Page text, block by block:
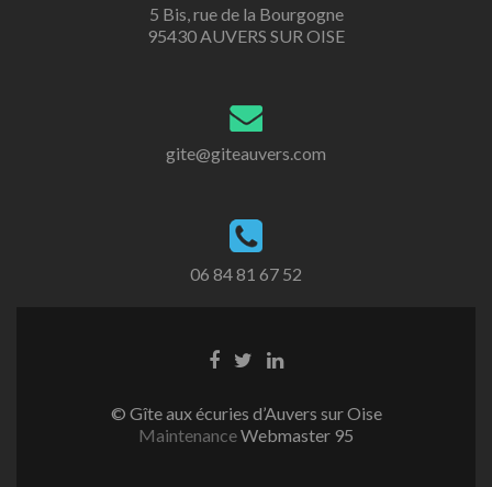
5 Bis, rue de la Bourgogne
95430 AUVERS SUR OISE
gite@giteauvers.com
06 84 81 67 52
LienLien
Lien
© Gîte aux écuries d’Auvers sur Oise
MaintenanceWebmaster 95